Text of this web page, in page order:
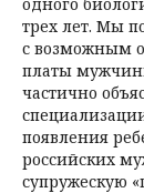
трех лет. Мы
с возможным
платы
частично
появления
российских
супружескую